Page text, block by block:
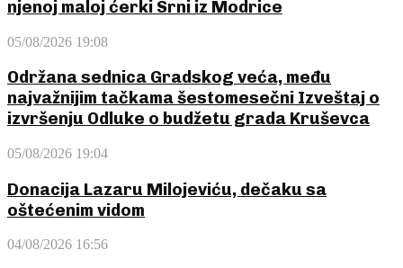
njenoj maloj ćerki Srni iz Modrice
05/08/2026 19:08
Održana sednica Gradskog veća, među
najvažnijim tačkama šestomesečni Izveštaj o
izvršenju Odluke o budžetu grada Kruševca
05/08/2026 19:04
Donacija Lazaru Milojeviću, dečaku sa
oštećenim vidom
04/08/2026 16:56